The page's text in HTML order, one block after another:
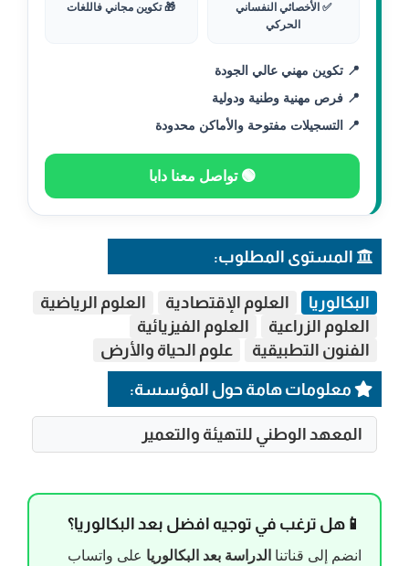
✅ الأخصائي النفساني
الحركي
🎁 تكوين مجاني فاللغات
📍 تكوين مهني عالي الجودة
📍 فرص مهنية وطنية ودولية
📍 التسجيلات مفتوحة والأماكن محدودة
🟢 تواصل معنا دابا
المستوى المطلوب:
البكالوريا العلوم الإقتصادية
العلوم الرياضية
العلوم الزراعية
العلوم الفيزيائية
الفنون التطبيقية
علوم الحياة والأرض
معلومات هامة حول المؤسسة:
المعهد الوطني للتهيئة والتعمير
📱هل ترغب في توجيه افضل بعد البكالوريا؟
انضم إلى قناتنا الدراسة بعد البكالوريا على واتساب